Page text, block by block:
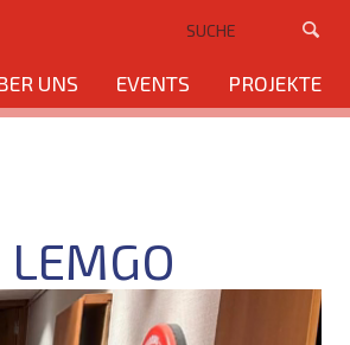
UNS EVENTS PROJEKTE